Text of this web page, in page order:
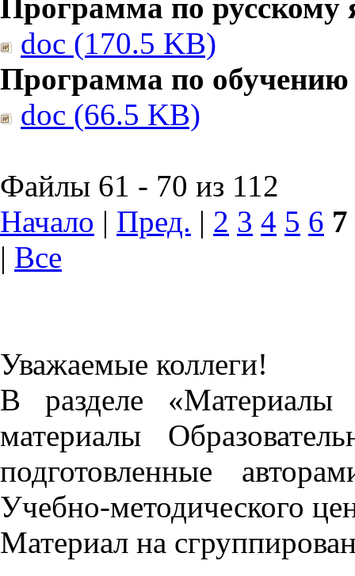
Программа по русскому
doc (170.5 KB)
Программа по обучению
doc (66.5 KB)
Файлы 61 - 70 из 112
Начало | Пред. | 2 3 4 5 6 7
| Все
Уважаемые коллеги!
В разделе «Материалы
материалы
подготовленные
Учебно-методического
Материал на